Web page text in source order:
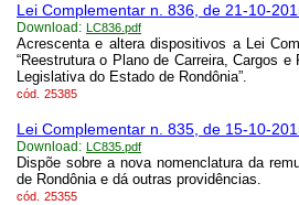
Lei Complementar n. 836, de 21-10-
Download: LC836.pdf
Acrescenta e altera dispositivos a Lei
“Reestrutura o Plano de Carreira, Cargos
Legislativa do Estado de Rondônia”.
cód. 25385
Lei Complementar n. 835, de 15-10-
Download: LC835.pdf
Dispõe sobre a nova nomenclatura da
de Rondônia e dá outras providências.
cód. 25355